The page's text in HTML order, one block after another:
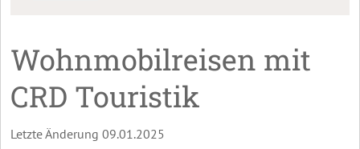
Wohnmobilreisen mit
CRD Touristik
Letzte Änderung 09.01.2025